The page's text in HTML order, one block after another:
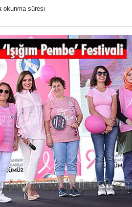
okunma süresi